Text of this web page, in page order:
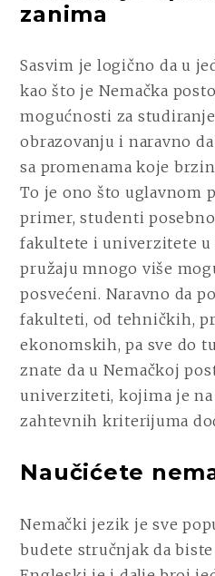
zanima
Sasvim je logično da u
kao što je Nemačka
mogućnosti za
obrazovanju i naravno
sa promenama koje
To je ono što uglavnom
primer, studenti
fakultete i univerzitete u
pružaju mnogo više
posvećeni. Naravno da
fakulteti, od tehničkih,
ekonomskih, pa sve do
znate da u Nemačkoj
univerziteti, kojima je
zahtevnih kriterijuma
Naučićete
Nemački jezik je sve
budete stručnjak da